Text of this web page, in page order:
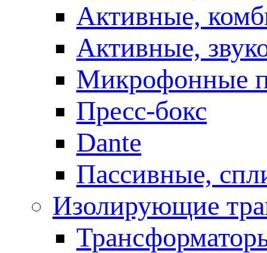
Активные,
Активные,
Микрофонные
Пресс-бокс
Dante
Пассивные,
Изолирующие